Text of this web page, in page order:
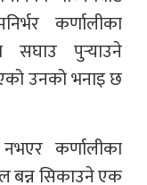
कर्णालीका
सघाउ पुर्‍याउने
उनको भनाइ छ
कर्णालीका
बन्न सिकाउने एक